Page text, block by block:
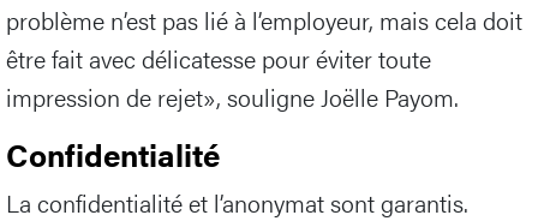
problème n’est pas lié à l’employeur, mais cela doit
être fait avec délicatesse pour éviter toute
impression de rejet», souligne Joëlle Payom.
Confidentialité
La confidentialité et l’anonymat sont garantis.